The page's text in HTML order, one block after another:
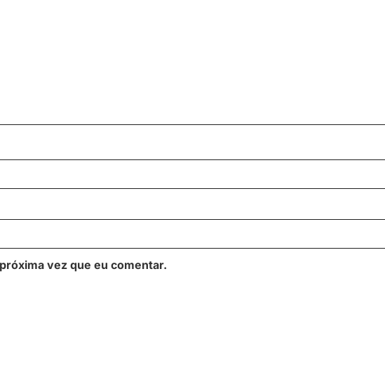
vez que eu comentar.